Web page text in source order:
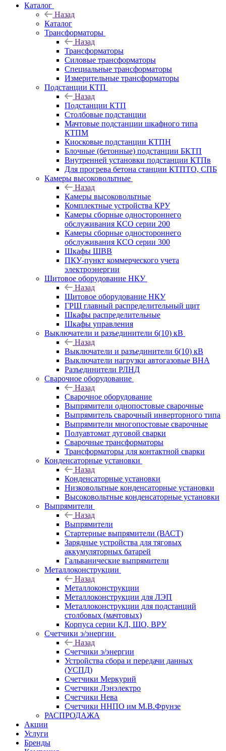
Каталог
Назад
Каталог
Трансформаторы
Назад
Трансформаторы
Силовые трансформаторы
Специальные трансформаторы
Измерительные трансформаторы
Подстанции КТП
Назад
Подстанции КТП
Столбовые подстанции
Мачтовые подстанции шкафного типа
КТПМ
Киосковые подстанции КТПН
Блочные (бетонные) подстанции БКТП
Внутренней установки подстанции КТПв
Для прогрева бетона станции КТПТО, СПБ
Камеры высоковольтные
Назад
Камеры высоковольтные
Комплектные устройства КРУ
Камеры сборные одностороннего
обслуживания КСО серии 200
Камеры сборные одностороннего
обслуживания КСО серии 300
Шкафы ШВВ
ПКУ-пункт коммерческого учета
электроэнергии
Щитовое оборудование НКУ
Назад
Щитовое оборудование НКУ
ГРЩ главный распределительный щит
Шкафы распределительные
Шкафы управления
Выключатели и разъединители 6(10) кВ
Назад
Выключатели и разъединители 6(10) кВ
Выключатели нагрузки автогазовые ВНА
Разъединители РЛНД
Сварочное оборудование
Назад
Сварочное оборудование
Выпрямители однопостовые сварочные
Выпрямитель сварочный инверторного типа
Выпрямители многопостовые сварочные
Полуавтомат дуговой сварки
Сварочные трансформаторы
Трансформаторы для контактной сварки
Конденсаторные установки
Назад
Конденсаторные установки
Низковольтные конденсаторные установки
Высоковольтные конденсаторные установки
Выпрямители
Назад
Выпрямители
Стартерные выпрямители (ВАСТ)
Зарядные устройства для тяговых
аккумуляторных батарей
Гальванические выпрямители
Металлоконструкции
Назад
Металлоконструкции
Металлоконструкции для ЛЭП
Металлоконструкции для подстанций
столбовых (мачтовых)
Корпуса серии КЛ, ЩО, ВРУ
Счетчики э/энергии
Назад
Счетчики э/энергии
Устройства сбора и передачи данных
(УСПД)
Счетчики Меркурий
Счетчики Лэнэлектро
Счетчики Нева
Счетчики ННПО им М.В.Фрунзе
РАСПРОДАЖА
Акции
Услуги
Бренды